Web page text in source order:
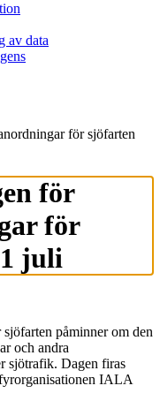
av data
för sjöfarten
för
för
juli
påminner om den
och andra
sjötrafik. Dagen firas
IALA